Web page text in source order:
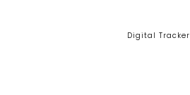
Digital Tracker